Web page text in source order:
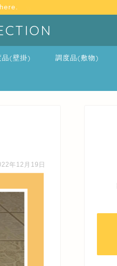
品(壁掛) 調度品(敷物)
年12月19日